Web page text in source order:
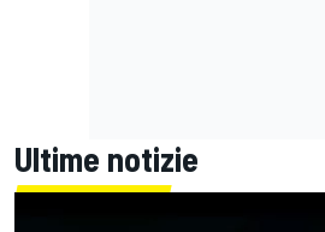
Ultime notizie